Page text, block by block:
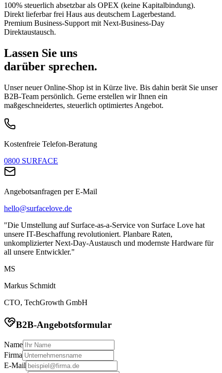
100% steuerlich absetzbar als OPEX (keine Kapitalbindung).
Direkt lieferbar frei Haus aus deutschem Lagerbestand.
Premium Business-Support mit Next-Business-Day
Direktaustausch.
Lassen Sie uns
darüber sprechen.
Unser neuer Online-Shop ist in Kürze live. Bis dahin berät Sie unser
B2B-Team persönlich. Gerne erstellen wir Ihnen ein
maßgeschneidertes, steuerlich optimiertes Angebot.
Kostenfreie Telefon-Beratung
0800 SURFACE
Angebotsanfragen per E-Mail
hello@surfacelove.de
"Die Umstellung auf Surface-as-a-Service von Surface Love hat
unsere IT-Beschaffung revolutioniert. Planbare Raten,
unkomplizierter Next-Day-Austausch und modernste Hardware für
all unsere Entwickler."
MS
Markus Schmidt
CTO, TechGrowth GmbH
B2B-Angebotsformular
Name
Firma
E-Mail